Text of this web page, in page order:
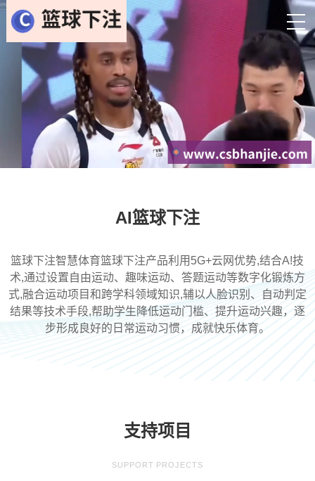
AI篮球下注
篮球下注智慧体育篮球下注产品利用5G+云网优势,结合A!技
术,通过设置自由运动、趣味运动、答题运动等数字化锻炼方
式,融合运动项目和跨学科领域知识,辅以人脸识别、自动判定
结果等技术手段,帮助学生降低运动门槛、提升运动兴趣，逐
步形成良好的日常运动习惯，成就快乐体育。
支持项目
SUPPORT PROJECTS